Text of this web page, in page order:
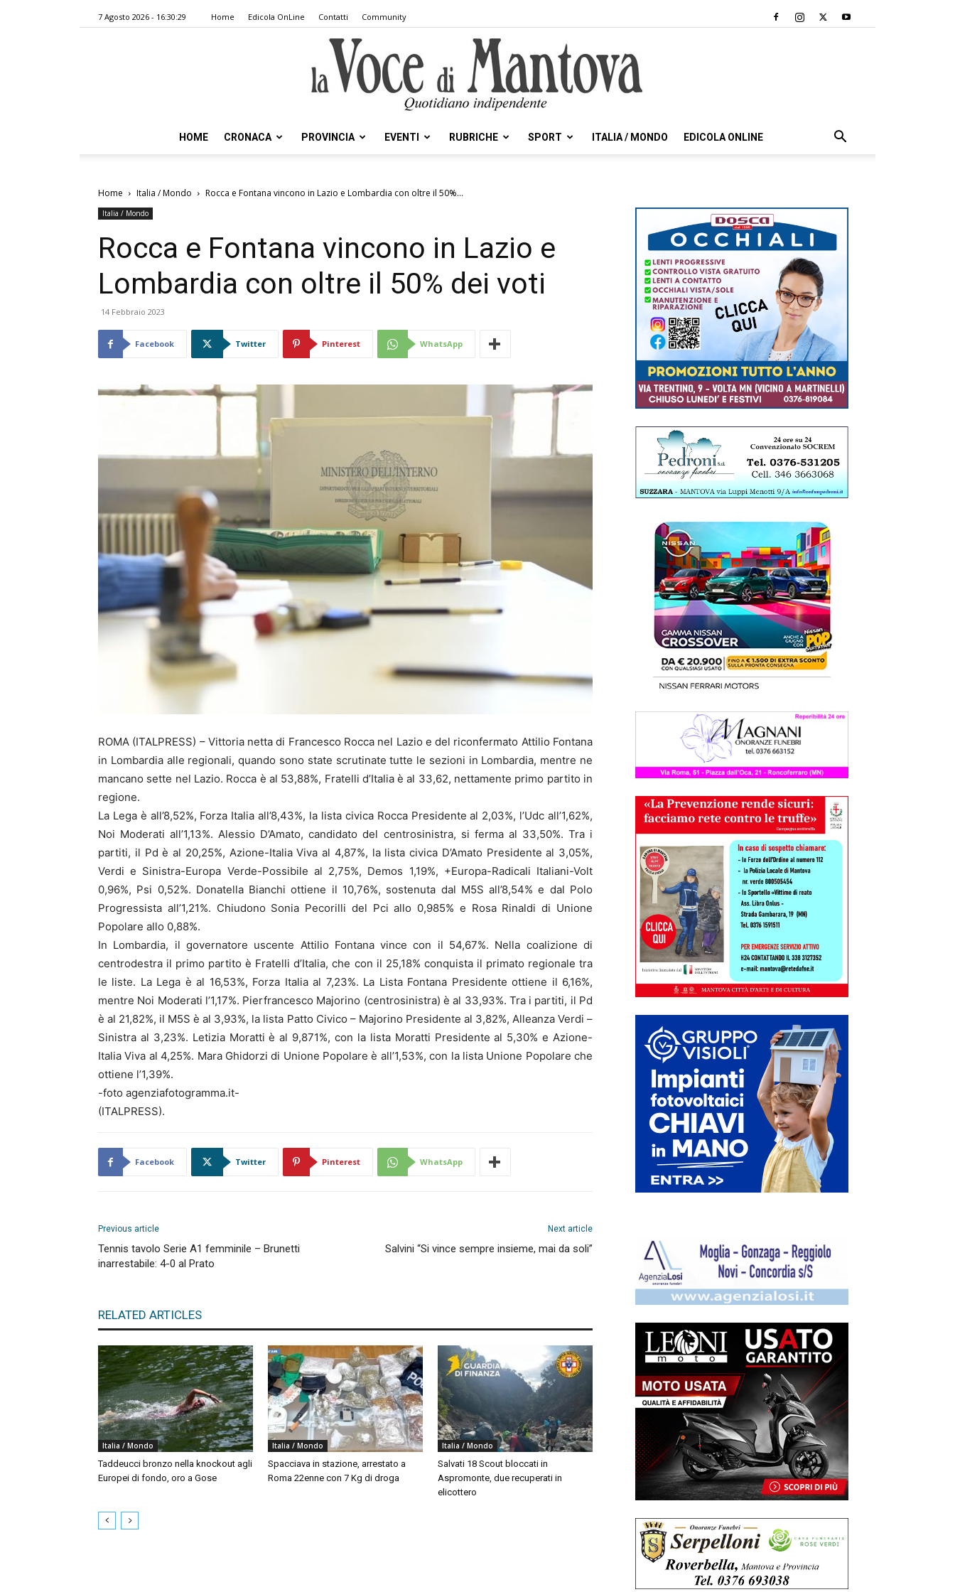
7 Agosto 2026 - 16:30:29 Home Edicola OnLine Contatti Community
Voce
HOME CRONACA PROVINCIA EVENTI RUBRICHE SPORT ITALIA / MONDO EDICOLA ONLINE
Home Italia / Mondo Rocca e Fontana vincono in Lazio e Lombardia con oltre il 50%...
Italia / Mondo
Rocca e Fontana vincono in Lazio e
Lombardia con oltre il 50% dei voti
14 Febbraio 2023
Facebook Twitter Pinterest WhatsApp
ROMA (ITALPRESS) – Vittoria netta di Francesco Rocca nel Lazio e del riconfermato Attilio Fontana
in Lombardia alle regionali, quando sono state scrutinate tutte le sezioni in Lombardia, mentre ne
mancano sette nel Lazio. Rocca è al 53,88%, Fratelli d’Italia è al 33,62, nettamente primo partito in
regione.
La Lega è all’8,52%, Forza Italia all’8,43%, la lista civica Rocca Presidente al 2,03%, l’Udc all’1,62%,
Noi Moderati all’1,13%. Alessio D’Amato, candidato del centrosinistra, si ferma al 33,50%. Tra i
partiti, il Pd è al 20,25%, Azione-Italia Viva al 4,87%, la lista civica D’Amato Presidente al 3,05%,
Verdi e Sinistra-Europa Verde-Possibile al 2,75%, Demos 1,19%, +Europa-Radicali Italiani-Volt
0,96%, Psi 0,52%. Donatella Bianchi ottiene il 10,76%, sostenuta dal M5S all’8,54% e dal Polo
Progressista all’1,21%. Chiudono Sonia Pecorilli del Pci allo 0,985% e Rosa Rinaldi di Unione
Popolare allo 0,88%.
In Lombardia, il governatore uscente Attilio Fontana vince con il 54,67%. Nella coalizione di
centrodestra il primo partito è Fratelli d’Italia, che con il 25,18% conquista il primato regionale tra
le liste. La Lega è al 16,53%, Forza Italia al 7,23%. La Lista Fontana Presidente ottiene il 6,16%,
mentre Noi Moderati l’1,17%. Pierfrancesco Majorino (centrosinistra) è al 33,93%. Tra i partiti, il Pd
è al 21,82%, il M5S è al 3,93%, la lista Patto Civico – Majorino Presidente al 3,82%, Alleanza Verdi –
Sinistra al 3,23%. Letizia Moratti è al 9,871%, con la lista Moratti Presidente al 5,30% e Azione-
Italia Viva al 4,25%. Mara Ghidorzi di Unione Popolare è all’1,53%, con la lista Unione Popolare che
ottiene l’1,39%.
-foto agenziafotogramma.it-
(ITALPRESS).
Facebook Twitter Pinterest WhatsApp
Previous article
Tennis tavolo Serie A1 femminile – Brunetti
inarrestabile: 4-0 al Prato
Next article
Salvini “Si vince sempre insieme, mai da soli”
RELATED ARTICLES
Italia / Mondo
Taddeucci bronzo nella knockout agli
Europei di fondo, oro a Gose
Italia / Mondo
Spacciava in stazione, arrestato a
Roma 22enne con 7 Kg di droga
Italia / Mondo
Salvati 18 Scout bloccati in
Aspromonte, due recuperati in
elicottero